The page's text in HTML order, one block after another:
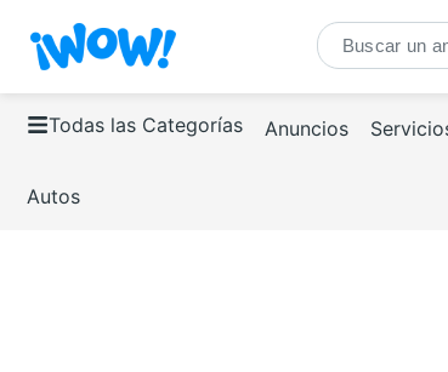
Todas las Categorías Anuncios
Autos